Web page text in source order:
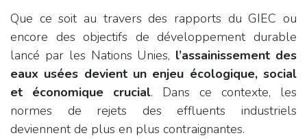
Que ce soit au travers des rapports du GIEC ou
encore des objectifs de développement durable
lancé par les Nations Unies, l’assainissement des
eaux usées devient un enjeu écologique, social
et économique crucial. Dans ce contexte, les
normes de rejets des effluents industriels
deviennent de plus en plus contraignantes.